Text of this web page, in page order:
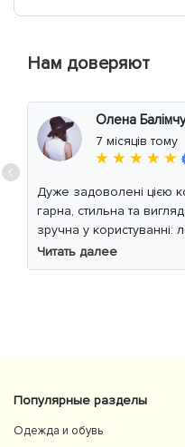
Нам доверяют
Олена
7 місяців тому
★ ★ ★ ★ ★
Дуже задоволені цією
гарна, стильна та
зручна у користуванні:
м’який хід навіть по
комфортно, просторе
Читать далее
Популярные разделы
Одежда и обувь